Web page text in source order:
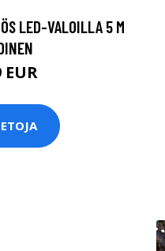
LED-VALOILLA 5 M
EUR